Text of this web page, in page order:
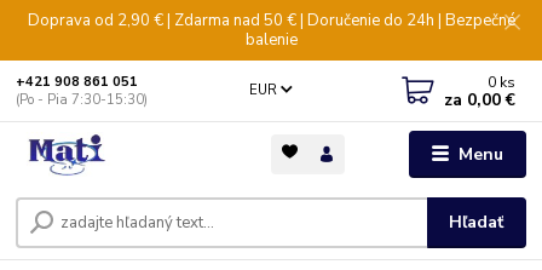
Doprava od 2,90 € | Zdarma nad 50 € | Doručenie do 24h | Bezpečné
balenie
Menu
EUR
Hľadať
+421 908 861 051
(Po - Pia 7:30-15:30)
0 ks
za 0,00 €